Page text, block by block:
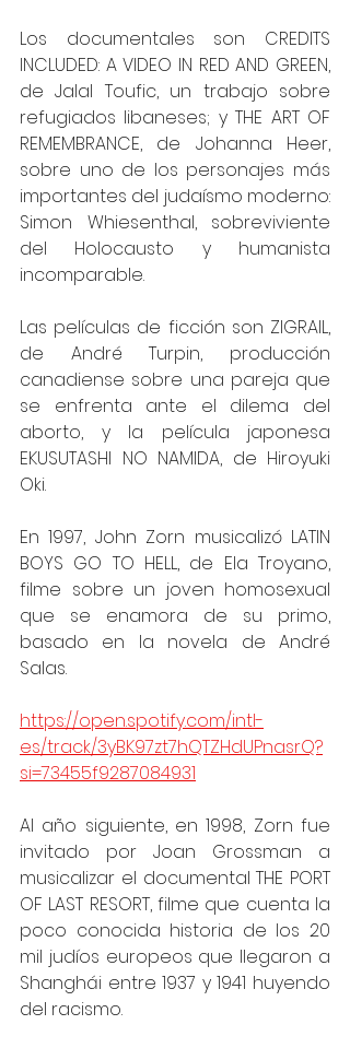
Los documentales son CREDITS
INCLUDED: A VIDEO IN RED AND GREEN,
de Jalal Toufic, un trabajo sobre
refugiados libaneses; y THE ART OF
REMEMBRANCE, de Johanna Heer,
sobre uno de los personajes más
importantes del judaísmo moderno:
Simon Whiesenthal, sobreviviente
del Holocausto y humanista
incomparable.
Las películas de ficción son ZIGRAIL,
de André Turpin, producción
canadiense sobre una pareja que
se enfrenta ante el dilema del
aborto, y la película japonesa
EKUSUTASHI NO NAMIDA, de Hiroyuki
Oki.
En 1997, John Zorn musicalizó LATIN
BOYS GO TO HELL, de Ela Troyano,
filme sobre un joven homosexual
que se enamora de su primo,
basado en la novela de André
Salas.
https://open.spotify.com/intl-
es/track/3yBK97zt7hQTZHdUPnasrQ?
si=73455f9287084931
Al año siguiente, en 1998, Zorn fue
invitado por Joan Grossman a
musicalizar el documental THE PORT
OF LAST RESORT, filme que cuenta la
poco conocida historia de los 20
mil judíos europeos que llegaron a
Shanghái entre 1937 y 1941 huyendo
del racismo.